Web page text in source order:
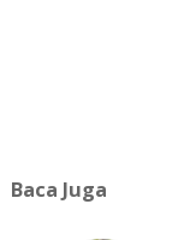
Baca Juga